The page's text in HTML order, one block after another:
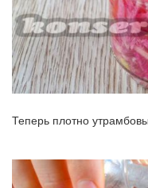
Теперь плотно